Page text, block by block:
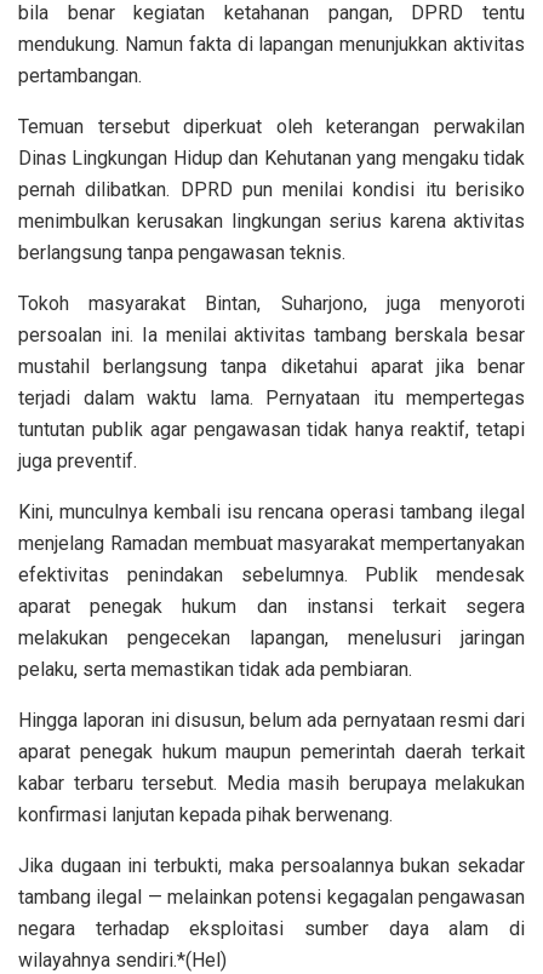
bila benar kegiatan ketahanan pangan, DPRD tentu
mendukung. Namun fakta di lapangan menunjukkan aktivitas
pertambangan.
Temuan tersebut diperkuat oleh keterangan perwakilan
Dinas Lingkungan Hidup dan Kehutanan yang mengaku tidak
pernah dilibatkan. DPRD pun menilai kondisi itu berisiko
menimbulkan kerusakan lingkungan serius karena aktivitas
berlangsung tanpa pengawasan teknis.
Tokoh masyarakat Bintan, Suharjono, juga menyoroti
persoalan ini. Ia menilai aktivitas tambang berskala besar
mustahil berlangsung tanpa diketahui aparat jika benar
terjadi dalam waktu lama. Pernyataan itu mempertegas
tuntutan publik agar pengawasan tidak hanya reaktif, tetapi
juga preventif.
Kini, munculnya kembali isu rencana operasi tambang ilegal
menjelang Ramadan membuat masyarakat mempertanyakan
efektivitas penindakan sebelumnya. Publik mendesak
aparat penegak hukum dan instansi terkait segera
melakukan pengecekan lapangan, menelusuri jaringan
pelaku, serta memastikan tidak ada pembiaran.
Hingga laporan ini disusun, belum ada pernyataan resmi dari
aparat penegak hukum maupun pemerintah daerah terkait
kabar terbaru tersebut. Media masih berupaya melakukan
konfirmasi lanjutan kepada pihak berwenang.
Jika dugaan ini terbukti, maka persoalannya bukan sekadar
tambang ilegal — melainkan potensi kegagalan pengawasan
negara terhadap eksploitasi sumber daya alam di
wilayahnya sendiri.*(Hel)